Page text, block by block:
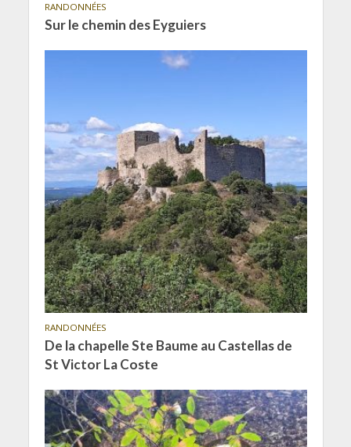
RANDONNÉES
Sur le chemin des Eyguiers
RANDONNÉES
De la chapelle Ste Baume au Castellas de
St Victor La Coste